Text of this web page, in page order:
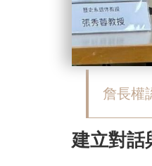
詹長權
建立對話